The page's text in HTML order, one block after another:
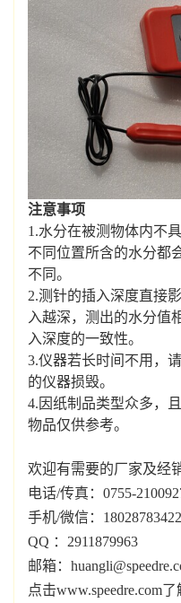
注意事项
1.水分在被测物体内不
不同位置所含的水分都
不同。
2.测针的插入深度直接
入越深，测出的水分值
入深度的一致性。
3.仪器若长时间不用，
的仪器损毁。
4.因纸制品类型众多，
物品仅供参考。
欢迎有需要的厂家及经
电话/传真：0755-
手机/微信：
QQ ：2911879963
邮箱：
点击www.speedre.com